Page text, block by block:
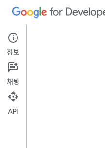
Google API 서비스 사용자 데이터
사이트 서비스 약관
사이트 정책
정보
채팅
API